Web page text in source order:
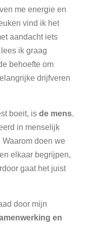
me energie en
vind ik het
aandacht iets
ik graag
behoefte om
drijfveren
boeit, is de mens.
in menselijk
doen we
elkaar begrijpen,
gaat het juist
door mijn
en